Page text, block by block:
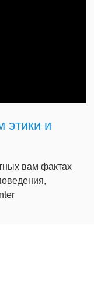
этики и
вам фактах